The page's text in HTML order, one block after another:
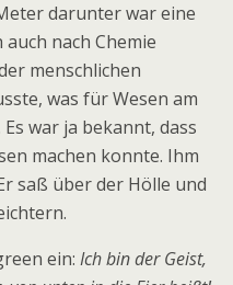
darunter war eine
nach Chemie
menschlichen
was für Wesen am
war ja bekannt, dass
machen konnte. Ihm
saß über der Hölle und
ein: Ich bin der Geist,